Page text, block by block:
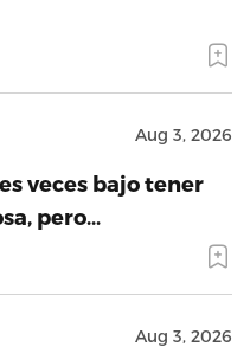
Aug 3, 2026
veces bajo tener
pero…
Aug 3, 2026